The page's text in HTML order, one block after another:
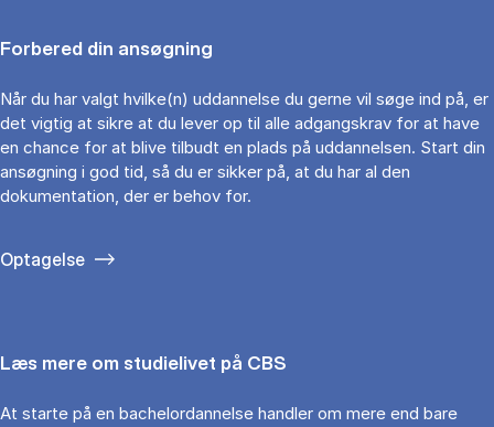
Forbered din ansøgning
Når du har valgt hvilke(n) uddannelse du gerne vil søge ind på, er
det vigtig at sikre at du lever op til alle adgangskrav for at have
en chance for at blive tilbudt en plads på uddannelsen. Start din
ansøgning i god tid, så du er sikker på, at du har al den
dokumentation, der er behov for.
Optagelse
Læs mere om studielivet på CBS
At starte på en bachelordannelse handler om mere end bare